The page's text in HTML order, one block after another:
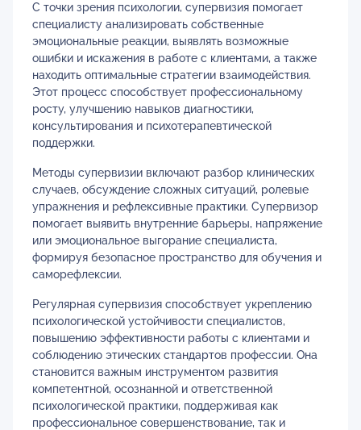
С точки зрения психологии, супервизия помогает
специалисту анализировать собственные
эмоциональные реакции, выявлять возможные
ошибки и искажения в работе с клиентами, а также
находить оптимальные стратегии взаимодействия.
Этот процесс способствует профессиональному
росту, улучшению навыков диагностики,
консультирования и психотерапевтической
поддержки.
Методы супервизии включают разбор клинических
случаев, обсуждение сложных ситуаций, ролевые
упражнения и рефлексивные практики. Супервизор
помогает выявить внутренние барьеры, напряжение
или эмоциональное выгорание специалиста,
формируя безопасное пространство для обучения и
саморефлексии.
Регулярная супервизия способствует укреплению
психологической устойчивости специалистов,
повышению эффективности работы с клиентами и
соблюдению этических стандартов профессии. Она
становится важным инструментом развития
компетентной, осознанной и ответственной
психологической практики, поддерживая как
профессиональное совершенствование, так и